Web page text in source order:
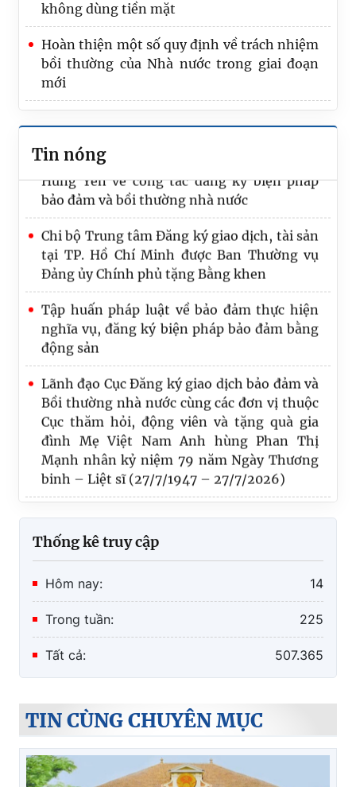
không dùng tiền mặt
Hoàn thiện một số quy định về trách nhiệm
bồi thường của Nhà nước trong giai đoạn
mới
sản riêng của vợ, chồng
Tin nóng
dụng đất, tài sản gắn liền với đất tại dự thảo
Nghị định về đăng ký biện pháp bảo đảm
Quốc hội thảo luận ở tổ về dự án Luật sửa
đổi, bổ sung một số điều của Luật Trách
nhiệm bồi thường của Nhà nước
Hưng Yên về công tác đăng ký biện pháp
bảo đảm và bồi thường nhà nước
Chi bộ Trung tâm Đăng ký giao dịch, tài sản
tại TP. Hồ Chí Minh được Ban Thường vụ
Đảng ủy Chính phủ tặng Bằng khen
Tập huấn pháp luật về bảo đảm thực hiện
nghĩa vụ, đăng ký biện pháp bảo đảm bằng
động sản
Lãnh đạo Cục Đăng ký giao dịch bảo đảm và
Bồi thường nhà nước cùng các đơn vị thuộc
Cục thăm hỏi, động viên và tặng quà gia
đình Mẹ Việt Nam Anh hùng Phan Thị
Mạnh nhân kỷ niệm 79 năm Ngày Thương
binh – Liệt sĩ (27/7/1947 – 27/7/2026)
Thứ trưởng Nguyễn Thanh Ngọc đến thăm
Tự hào chặng đường 25 năm hình thành và
phát triển công tác đăng ký biện pháp bảo
đảm
Thống kê truy cập
Hôm nay: 14
Trong tuần: 225
Tất cả: 507.365
TIN CÙNG CHUYÊN MỤC